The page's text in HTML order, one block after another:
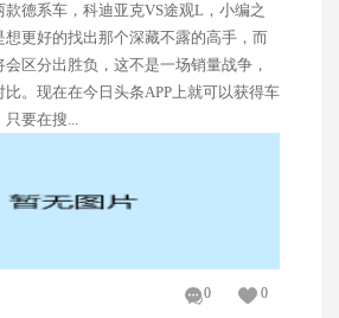
德系车，科迪亚克VS途观L，小编之
想更好的找出那个深藏不露的高手，而
区分出胜负，这不是一场销量战争，
。现在在今日头条APP上就可以获得车
只要在搜...
0 0